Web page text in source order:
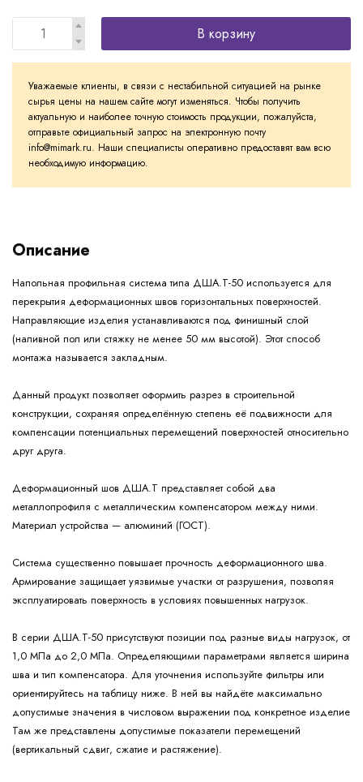
В корзину
Уважаемые клиенты, в связи с нестабильной ситуацией на рынке
сырья цены на нашем сайте могут изменяться. Чтобы получить
актуальную и наиболее точную стоимость продукции, пожалуйста,
отправьте официальный запрос на электронную почту
info@mimark.ru. Наши специалисты оперативно предоставят вам всю
необходимую информацию.
Описание
Напольная профильная система типа ДША.Т-50 используется для
перекрытия деформационных швов горизонтальных поверхностей.
Направляющие изделия устанавливаются под финишный слой
(наливной пол или стяжку не менее 50 мм высотой). Этот способ
монтажа называется закладным.
Данный продукт позволяет оформить разрез в строительной
конструкции, сохраняя определённую степень её подвижности для
компенсации потенциальных перемещений поверхностей относительно
друг друга.
Деформационный шов ДША.Т представляет собой два
металлопрофиля с металлическим компенсатором между ними.
Материал устройства — алюминий (ГОСТ).
Система существенно повышает прочность деформационного шва.
Армирование защищает уязвимые участки от разрушения, позволяя
эксплуатировать поверхность в условиях повышенных нагрузок.
В серии ДША.Т-50 присутствуют позиции под разные виды нагрузок, от
1,0 МПа до 2,0 МПа. Определяющими параметрами является ширина
шва и тип компенсатора. Для уточнения используйте фильтры или
ориентируйтесь на таблицу ниже. В ней вы найдёте максимально
допустимые значения в числовом выражении под конкретное изделие
Там же представлены допустимые показатели перемещений
(вертикальный сдвиг, сжатие и растяжение).